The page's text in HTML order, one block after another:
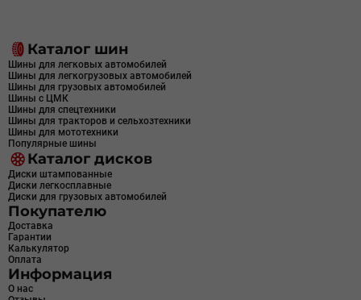
Каталог шин
Шины для легковых автомобилей
Шины для легкогрузовых автомобилей
Шины для грузовых автомобилей
Шины с ЦМК
Шины для спецтехники
Шины для тракторов и сельхозтехники
Шины для мототехники
Популярные шины
Каталог дисков
Диски штампованные
Диски легкосплавные
Диски для грузовых автомобилей
Покупателю
Доставка
Гарантии
Калькулятор
Оплата
Информация
О нас